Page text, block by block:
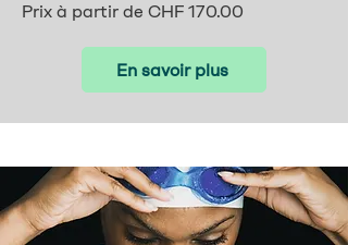
Prix à partir de CHF 170.00
En savoir plus